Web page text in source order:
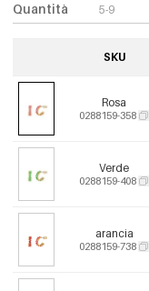
Quantità
5-9
SKU
Rosa
0288159-358
Verde
0288159-408
arancia
0288159-738